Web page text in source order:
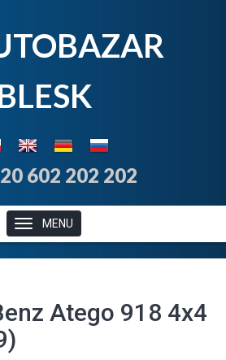
LESK
602 202 202
MENU
Atego 918 4x4